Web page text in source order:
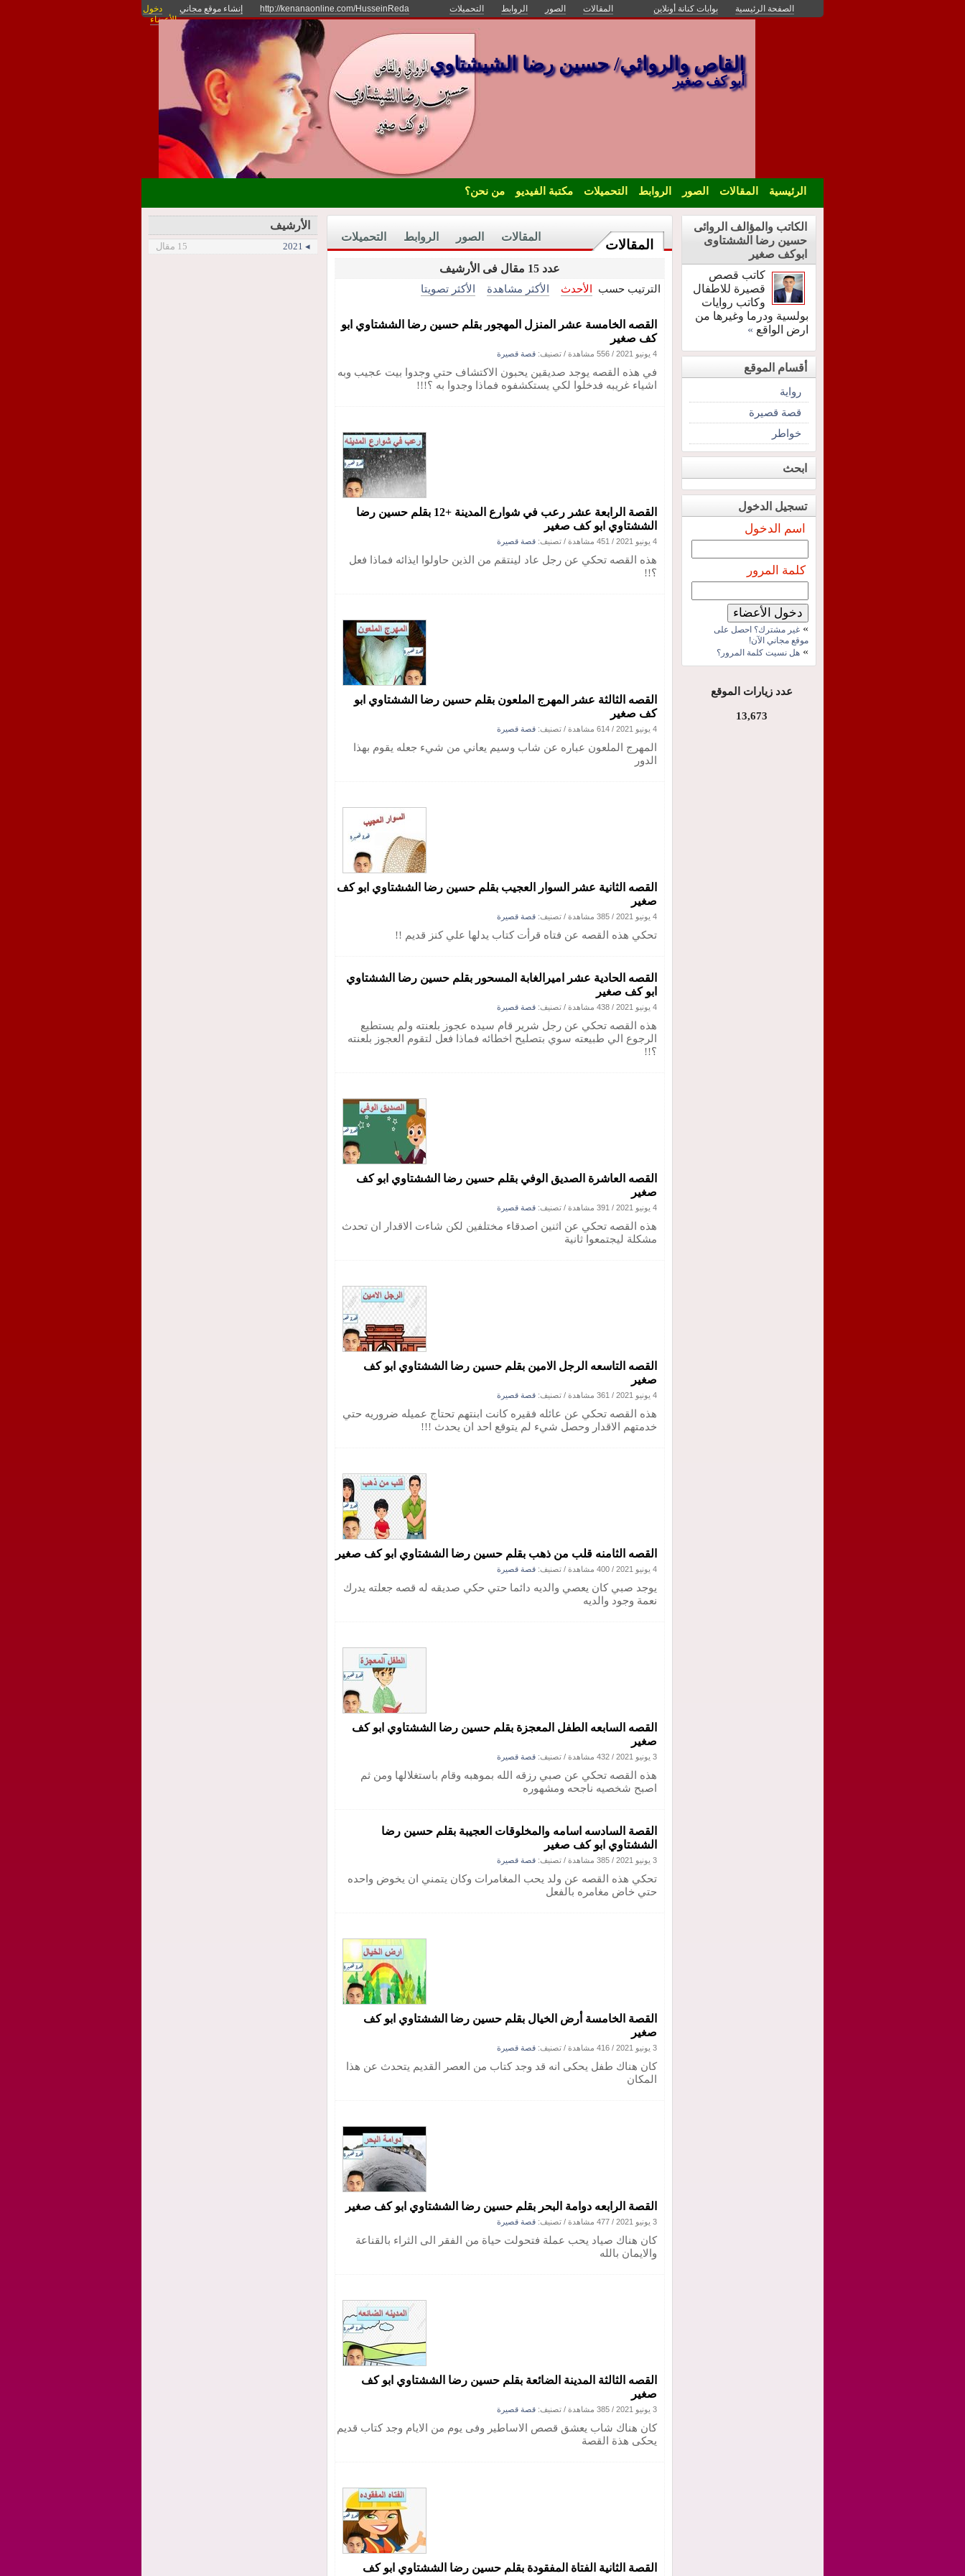
الصفحة الرئيسية بوابات كنانة أونلاين المقالات الصور الروابط التحميلات http://kenanaonline.com/HusseinReda إنشاء موقع مجاني
دخول
الأعضاء
القاص والروائي/ حسين رضا الشيشتاوي
أبو كف صغير
الرئيسية المقالات الصور الروابط التحميلات مكتبة الفيديو من نحن؟
المقالات
التحميلات الروابط الصور المقالات
عدد 15 مقال فى الأرشيف
الترتيب حسب الأحدث الأكثر مشاهدة الأكثر تصويتا
القصه الخامسة عشر المنزل المهجور بقلم حسين رضا الششتاوي ابو
كف صغير
4 يونيو 2021 / 556 مشاهدة / تصنيف: قصة قصيرة
في هذه القصه يوجد صديقين يحبون الاكتشاف حتي وجدوا بيت عجيب وبه
اشياء غريبه فدخلوا لكي يستكشفوه فماذا وجدوا به ؟!!!
القصة الرابعة عشر رعب في شوارع المدينة +12 بقلم حسين رضا
الششتاوي ابو كف صغير
4 يونيو 2021 / 451 مشاهدة / تصنيف: قصة قصيرة
هذه القصه تحكي عن رجل عاد لينتقم من الذين حاولوا ايذائه فماذا فعل
؟!!
القصه الثالثة عشر المهرج الملعون بقلم حسين رضا الششتاوي ابو
كف صغير
4 يونيو 2021 / 614 مشاهدة / تصنيف: قصة قصيرة
المهرج الملعون عباره عن شاب وسيم يعاني من شيء جعله يقوم بهذا
الدور
القصه الثانية عشر السوار العجيب بقلم حسين رضا الششتاوي ابو كف
صغير
4 يونيو 2021 / 385 مشاهدة / تصنيف: قصة قصيرة
تحكي هذه القصه عن فتاه قرأت كتاب يدلها علي كنز قديم !!
القصه الحادية عشر اميرالغابة المسحور بقلم حسين رضا الششتاوي
ابو كف صغير
4 يونيو 2021 / 438 مشاهدة / تصنيف: قصة قصيرة
هذه القصه تحكي عن رجل شرير قام سيده عجوز بلعنته ولم يستطيع
الرجوع الي طبيعته سوي بتصليح اخطائه فماذا فعل لتقوم العجوز بلعنته
؟!!
القصه العاشرة الصديق الوفي بقلم حسين رضا الششتاوي ابو كف
صغير
4 يونيو 2021 / 391 مشاهدة / تصنيف: قصة قصيرة
هذه القصه تحكي عن اثنين اصدقاء مختلفين لكن شاءت الاقدار ان تحدث
مشكلة ليجتمعوا ثانية
القصه التاسعه الرجل الامين بقلم حسين رضا الششتاوي ابو كف
صغير
4 يونيو 2021 / 361 مشاهدة / تصنيف: قصة قصيرة
هذه القصه تحكي عن عائله فقيره كانت ابنتهم تحتاج عميله ضروريه حتي
خدمتهم الاقدار وحصل شيء لم يتوقع احد ان يحدث !!!
القصه الثامنه قلب من ذهب بقلم حسين رضا الششتاوي ابو كف صغير
4 يونيو 2021 / 400 مشاهدة / تصنيف: قصة قصيرة
يوجد صبي كان يعصي والديه دائما حتي حكي صديقه له قصه جعلته يدرك
نعمة وجود والديه
القصه السابعه الطفل المعجزة بقلم حسين رضا الششتاوي ابو كف
صغير
3 يونيو 2021 / 432 مشاهدة / تصنيف: قصة قصيرة
هذه القصه تحكي عن صبي رزقه الله بموهبه وقام باستغلالها ومن ثم
اصبح شخصيه ناجحه ومشهوره
القصة السادسه اسامه والمخلوقات العجيبة بقلم حسين رضا
الششتاوي ابو كف صغير
3 يونيو 2021 / 385 مشاهدة / تصنيف: قصة قصيرة
تحكي هذه القصه عن ولد يحب المغامرات وكان يتمني ان يخوض واحده
حتي خاض مغامره بالفعل
القصة الخامسة أرض الخيال بقلم حسين رضا الششتاوي ابو كف
صغير
3 يونيو 2021 / 416 مشاهدة / تصنيف: قصة قصيرة
كان هناك طفل يحكى انه قد وجد كتاب من العصر القديم يتحدث عن هذا
المكان
القصة الرابعه دوامة البحر بقلم حسين رضا الششتاوي ابو كف صغير
3 يونيو 2021 / 477 مشاهدة / تصنيف: قصة قصيرة
كان هناك صياد يحب عملة فتحولت حياة من الفقر الى الثراء بالقناعة
والايمان بالله
القصه الثالثة المدينة الضائعة بقلم حسين رضا الششتاوي ابو كف
صغير
3 يونيو 2021 / 385 مشاهدة / تصنيف: قصة قصيرة
كان هناك شاب يعشق قصص الاساطير وفى يوم من الايام وجد كتاب قديم
يحكى هذة القصة
القصة الثانية الفتاة المفقودة بقلم حسين رضا الششتاوي ابو كف
الكاتب والمؤالف الروائى
حسين رضا الششتاوى
ابوكف صغير
كاتب قصص
قصيرة للاطفال
وكاتب روايات
بولسية ودرما وغيرها من
ارض الواقع »
أقسام الموقع
رواية
قصة قصيرة
خواطر
ابحث
تسجيل الدخول
اسم الدخول
كلمة المرور
» غير مشترك؟ احصل على
موقع مجاني الآن!
» هل نسيت كلمة المرور؟
عدد زيارات الموقع
13,673
الأرشيف
◂ 2021 15 مقال